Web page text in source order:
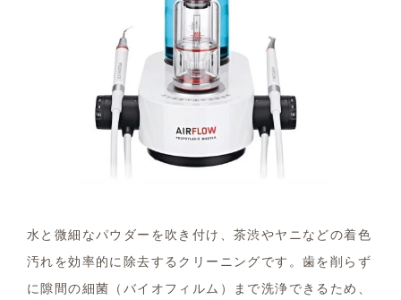
水と微細なパウダーを吹き付け、茶渋やヤニなどの着色
汚れを効率的に除去するクリーニングです。歯を削らず
に隙間の細菌（バイオフィルム）まで洗浄できるため、